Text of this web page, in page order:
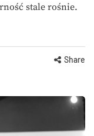
stale rośnie.
Share